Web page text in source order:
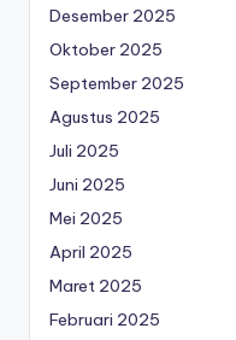
Desember 2025
Oktober 2025
September 2025
Agustus 2025
Juli 2025
Juni 2025
Mei 2025
April 2025
Maret 2025
Februari 2025